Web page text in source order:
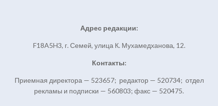
Адрес редакции:
F18A5H3, г. Семей, улица К. Мухамедханова, 12.
Контакты:
Приемная директора — 523657; редактор — 520734; отдел
рекламы и подписки — 560803; факс — 520475.